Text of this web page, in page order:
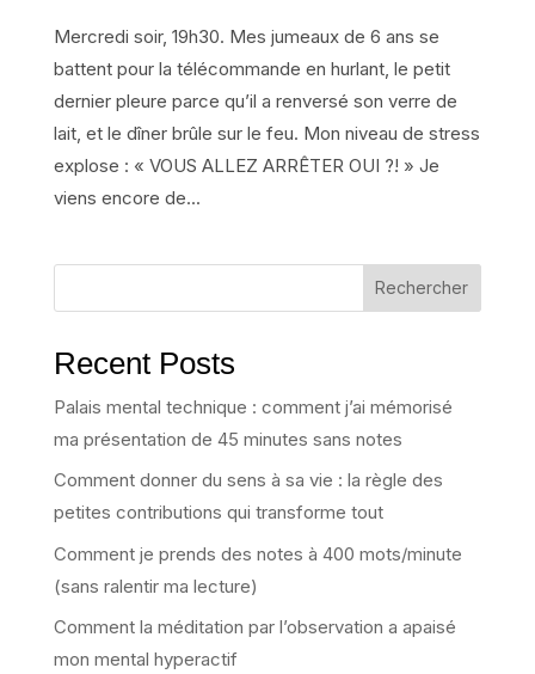
Mercredi soir, 19h30. Mes jumeaux de 6 ans se
battent pour la télécommande en hurlant, le petit
dernier pleure parce qu’il a renversé son verre de
lait, et le dîner brûle sur le feu. Mon niveau de stress
explose : « VOUS ALLEZ ARRÊTER OUI ?! » Je
viens encore de...
Rechercher
Recent Posts
Palais mental technique : comment j’ai mémorisé
ma présentation de 45 minutes sans notes
Comment donner du sens à sa vie : la règle des
petites contributions qui transforme tout
Comment je prends des notes à 400 mots/minute
(sans ralentir ma lecture)
Comment la méditation par l’observation a apaisé
mon mental hyperactif